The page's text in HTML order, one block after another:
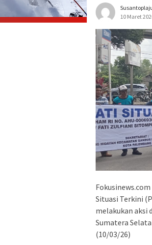
10 Maret
Situasi Terkini
melakukan aksi
Sumatera
(10/03/26)